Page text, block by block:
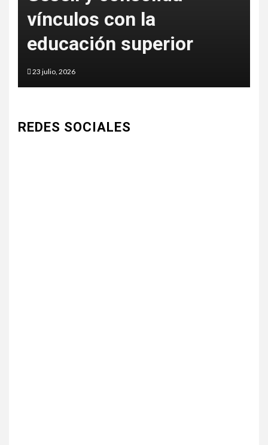
vínculos con la
educación superior
23 julio, 2026
REDES SOCIALES